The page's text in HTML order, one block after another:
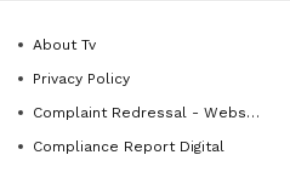
About Tv
Privacy Policy
Complaint Redressal - Website
Compliance Report Digital